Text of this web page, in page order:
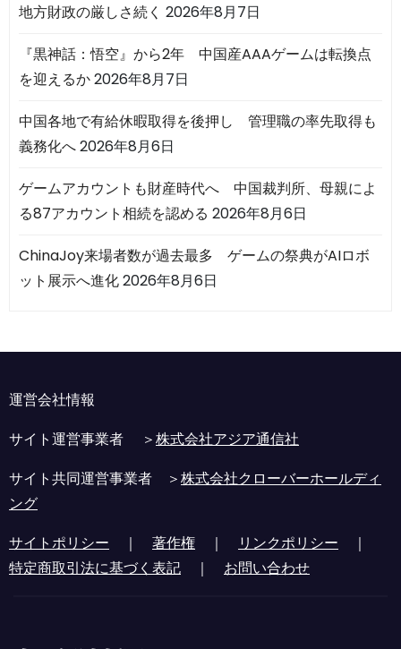
地方財政の厳しさ続く 2026年8月7日
『黒神話：悟空』から2年 中国産AAAゲームは転換点
を迎えるか2026年8月7日
中国各地で有給休暇取得を後押し 管理職の率先取得も
義務化へ2026年8月6日
ゲームアカウントも財産時代へ 中国裁判所、母親によ
る87アカウント相続を認める 2026年8月6日
ChinaJoy来場者数が過去最多 ゲームの祭典がAIロボ
ット展示へ進化2026年8月6日
運営会社情報
サイト運営事業者 ＞株式会社アジア通信社
サイト共同運営事業者 ＞株式会社クローバーホールディ
ング
サイトポリシー ｜ 著作権 ｜ リンクポリシー ｜
特定商取引法に基づく表記 ｜ お問い合わせ